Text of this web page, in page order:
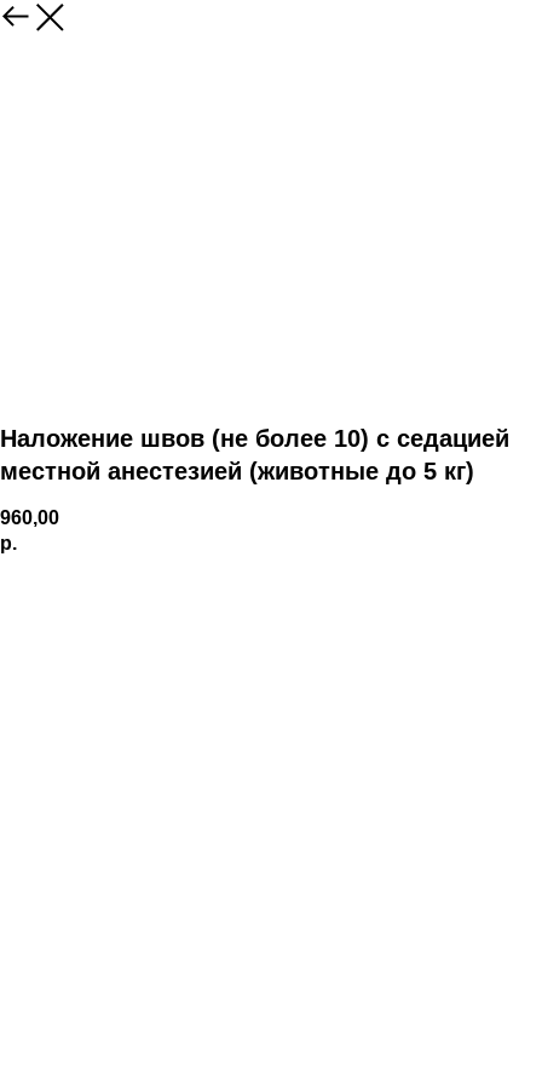
Наложение швов (не более 10) с седацией
местной анестезией (животные до 5 кг)
960,00
р.